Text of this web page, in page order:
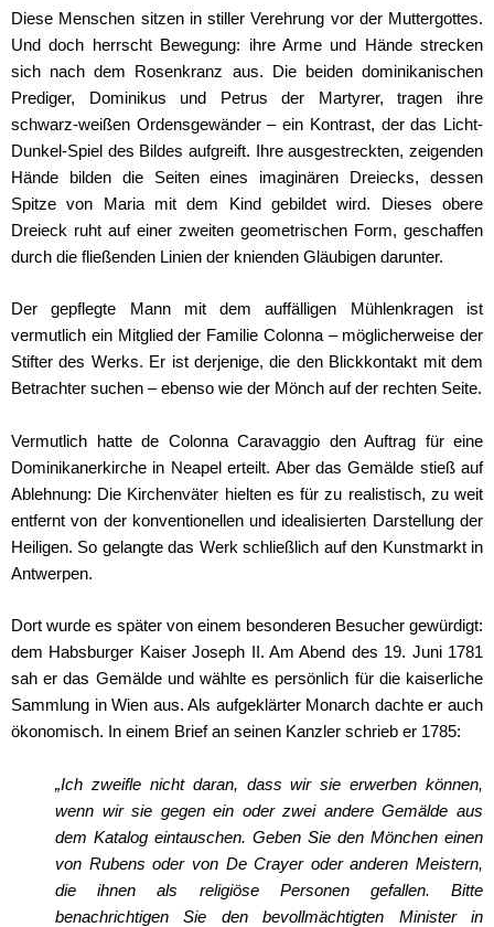
Diese Menschen sitzen in stiller Verehrung vor der Muttergottes.
Und doch herrscht Bewegung: ihre Arme und Hände strecken
sich nach dem Rosenkranz aus. Die beiden dominikanischen
Prediger, Dominikus und Petrus der Martyrer, tragen ihre
schwarz-weißen Ordensgewänder – ein Kontrast, der das Licht-
Dunkel-Spiel des Bildes aufgreift. Ihre ausgestreckten, zeigenden
Hände bilden die Seiten eines imaginären Dreiecks, dessen
Spitze von Maria mit dem Kind gebildet wird. Dieses obere
Dreieck ruht auf einer zweiten geometrischen Form, geschaffen
durch die fließenden Linien der knienden Gläubigen darunter.
Der gepflegte Mann mit dem auffälligen Mühlenkragen ist
vermutlich ein Mitglied der Familie Colonna – möglicherweise der
Stifter des Werks. Er ist derjenige, die den Blickkontakt mit dem
Betrachter suchen – ebenso wie der Mönch auf der rechten Seite.
Vermutlich hatte de Colonna Caravaggio den Auftrag für eine
Dominikanerkirche in Neapel erteilt. Aber das Gemälde stieß auf
Ablehnung: Die Kirchenväter hielten es für zu realistisch, zu weit
entfernt von der konventionellen und idealisierten Darstellung der
Heiligen. So gelangte das Werk schließlich auf den Kunstmarkt in
Antwerpen.
Dort wurde es später von einem besonderen Besucher gewürdigt:
dem Habsburger Kaiser Joseph II. Am Abend des 19. Juni 1781
sah er das Gemälde und wählte es persönlich für die kaiserliche
Sammlung in Wien aus. Als aufgeklärter Monarch dachte er auch
ökonomisch. In einem Brief an seinen Kanzler schrieb er 1785:
„Ich zweifle nicht daran, dass wir sie erwerben können,
wenn wir sie gegen ein oder zwei andere Gemälde aus
dem Katalog eintauschen. Geben Sie den Mönchen einen
von Rubens oder von De Crayer oder anderen Meistern,
die ihnen als religiöse Personen gefallen. Bitte
benachrichtigen Sie den bevollmächtigten Minister in